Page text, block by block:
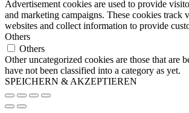
Advertisement cookies are used to provide
and marketing campaigns. These cookies track
websites and collect information to provide
Others
Others
Other uncategorized cookies are those that are
have not been classified into a category as yet.
SPEICHERN & AKZEPTIEREN